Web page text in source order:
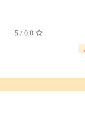
0.0
/
5